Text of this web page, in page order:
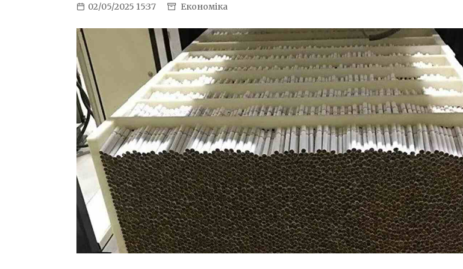
02/05/2025 15:37 Економіка